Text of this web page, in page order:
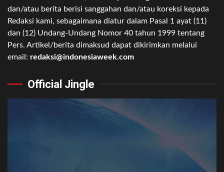
dan/atau berita berisi sanggahan dan/atau koreksi kepada
Redaksi kami, sebagaimana diatur dalam Pasal 1 ayat (11)
dan (12) Undang-Undang Nomor 40 tahun 1999 tentang
Pers. Artikel/berita dimaksud dapat dikirimkan melalui
email: redaksi@indonesiaweek.com
Official Jingle